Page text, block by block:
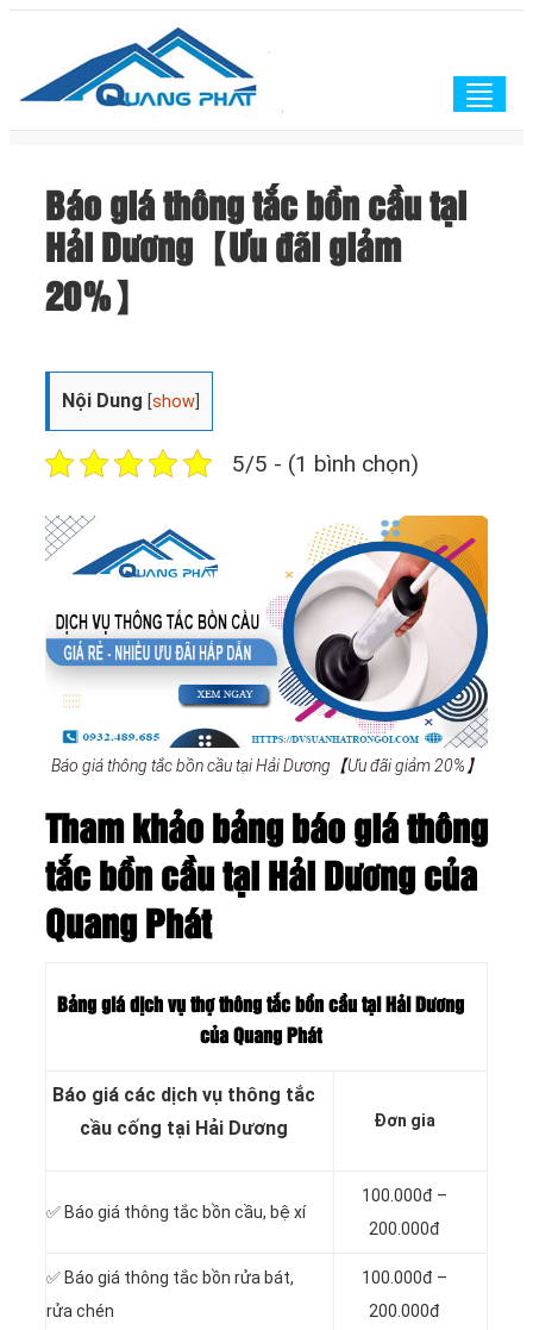
Báo giá thông tắc bồn cầu tại
Hải Dương【Ưu đãi giảm
20%】
Nội Dung [show
5/5 - (1 bình chọn)
Báo giá thông tắc bồn cầu tại Hải Dương【Ưu đãi giảm 20%】
Tham khảo bảng báo giá thông
tắc bồn cầu tại Hải Dương của
Quang Phát
Bảng giá dịch vụ thợ thông tắc bồn cầu tại Hải Dương
của Quang Phát
Báo giá các dịch vụ thông tắc
cầu cống tại Hải Dương
Đơn gia
✅ Báo giá thông tắc bồn cầu, bệ xí
100.000đ –
200.000đ
✅ Báo giá thông tắc bồn rửa bát,
rửa chén
100.000đ –
200.000đ